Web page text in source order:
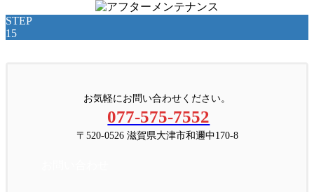
STEP
15
お気軽にお問い合わせください。
077-575-7552
〒520-0526 滋賀県大津市和邇中170-8